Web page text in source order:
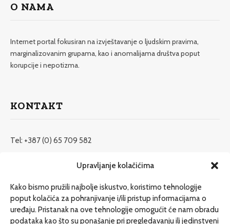
Upravljanje kolačićima
Kako bismo pružili najbolje iskustvo, koristimo tehnologije
poput kolačića za pohranjivanje i/ili pristup informacijama o
uređaju. Pristanak na ove tehnologije omogućit će nam obradu
podataka kao što su ponašanje pri pregledavanju ili jedinstveni
O NAMA
Internet portal fokusiran na izvještavanje o ljudskim pravima,
marginalizovanim grupama, kao i anomalijama društva poput
korupcije i nepotizma.
KONTAKT
Tel: +387 (0) 65 709 582
redakcija@etrafika.net
Dosije